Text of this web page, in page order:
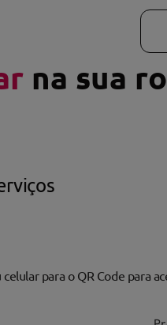
na sua
para o QR Code para